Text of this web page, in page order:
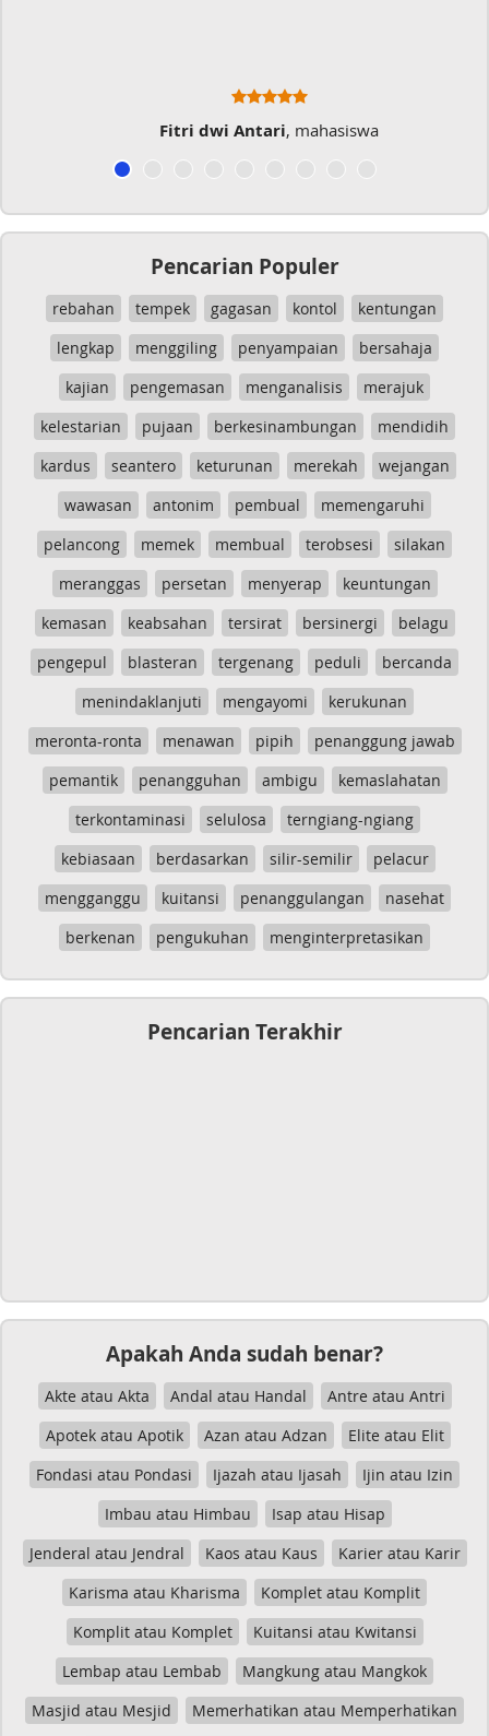
Fitri dwi Antari, mahasiswa
Pencarian Populer
rebahan tempek gagasan kontol
kentungan
lengkap
menggiling penyampaian
bersahaja
kajian
pengemasan menganalisis
merajuk
kelestarian
pujaan berkesinambungan
mendidih
kardus
seantero keturunan merekah
wejangan
wawasan
antonim pembual
memengaruhi
pelancong
memek membual terobsesi
silakan
meranggas
persetan menyerap
keuntungan
kemasan
keabsahan tersirat bersinergi
belagu
pengepul
blasteran tergenang peduli
bercanda
menindaklanjuti
mengayomi
kerukunan
meronta-ronta
menawan pipih
penanggung jawab
pemantik
penangguhan ambigu
kemaslahatan
terkontaminasi
selulosa
terngiang-ngiang
kebiasaan
berdasarkan silir-semilir
pelacur
mengganggu
kuitansi penanggulangan
nasehat
berkenan
pengukuhan menginterpretasikan
Pencarian Terakhir
Apakah Anda sudah benar?
Akte atau Akta Andal atau Handal
Antre atau Antri
Apotek atau Apotik
Azan atau Adzan
Elite atau Elit
Fondasi atau Pondasi
Ijazah atau Ijasah
Ijin atau Izin
Imbau atau Himbau
Isap atau Hisap
Jenderal atau Jendral
Kaos atau Kaus
Karier atau Karir
Karisma atau Kharisma
Komplet atau Komplit
Komplit atau Komplet
Kuitansi atau Kwitansi
Lembap atau Lembab
Mangkung atau Mangkok
Masjid atau Mesjid
Memerhatikan atau Memperhatikan